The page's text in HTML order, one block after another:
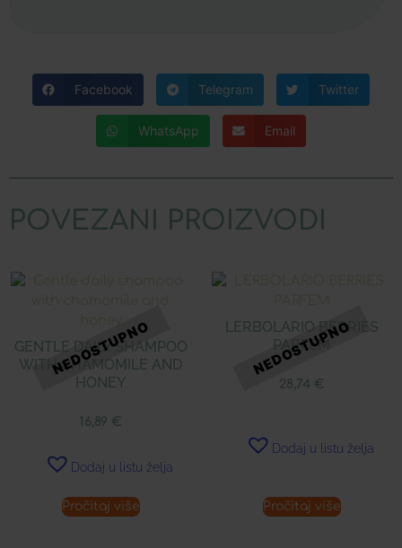
Facebook Telegram Twitter
WhatsApp Email
POVEZANI PROIZVODI
GENTLE DAILY SHAMPOO
WITH CHAMOMILE AND
HONEY
16,89 €
Dodaj u listu želja
Pročitaj više
LERBOLARIO BERRIES
PARFEM
28,74 €
Dodaj u listu želja
Pročitaj više